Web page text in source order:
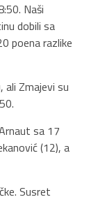
Naši
dobili sa
poena razlike
ali Zmajevi su
sa 17
(12), a
Susret